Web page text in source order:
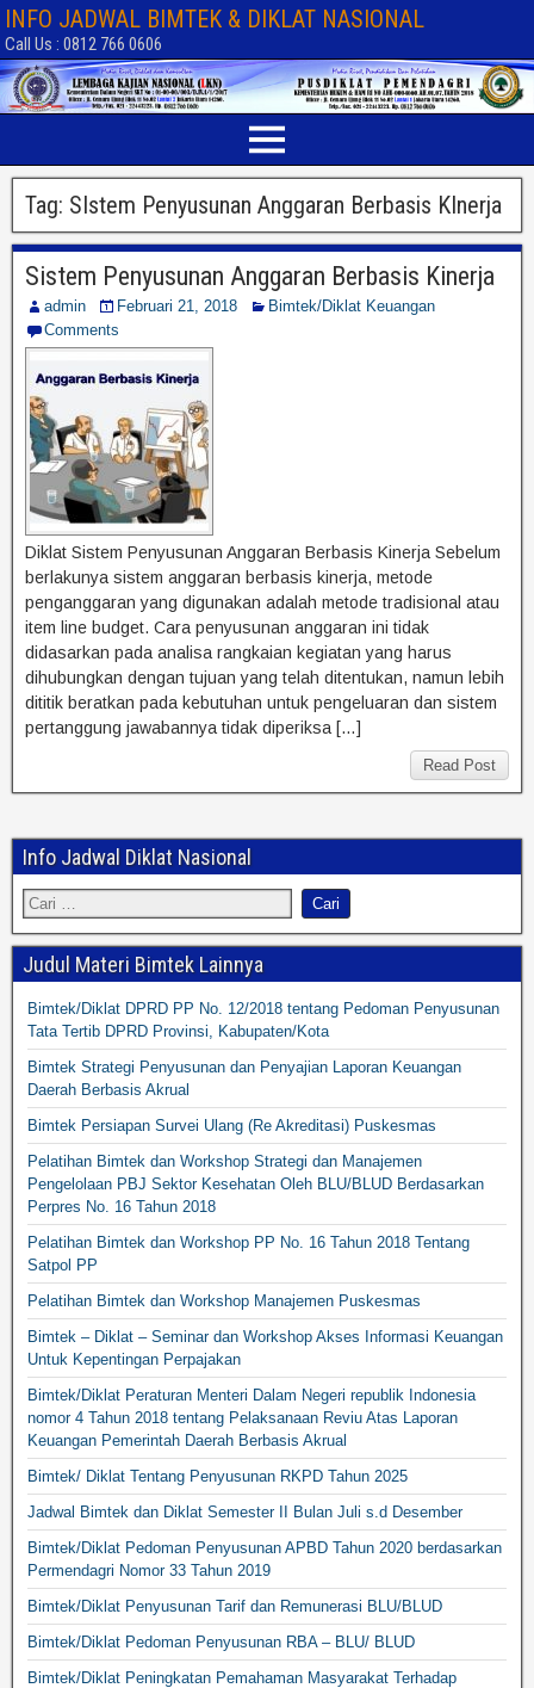
INFO JADWAL BIMTEK & DIKLAT NASIONAL
Call Us : 0812 766 0606
Tag: SIstem Penyusunan Anggaran Berbasis KInerja
Sistem Penyusunan Anggaran Berbasis Kinerja
admin Februari 21, 2018
Bimtek/Diklat Keuangan
Comments
Diklat Sistem Penyusunan Anggaran Berbasis Kinerja Sebelum
berlakunya sistem anggaran berbasis kinerja, metode
penganggaran yang digunakan adalah metode tradisional atau
item line budget. Cara penyusunan anggaran ini tidak
didasarkan pada analisa rangkaian kegiatan yang harus
dihubungkan dengan tujuan yang telah ditentukan, namun lebih
dititik beratkan pada kebutuhan untuk pengeluaran dan sistem
pertanggung jawabannya tidak diperiksa […]
Read Post
Info Jadwal Diklat Nasional
Judul Materi Bimtek Lainnya
Bimtek/Diklat DPRD PP No. 12/2018 tentang Pedoman Penyusunan
Tata Tertib DPRD Provinsi, Kabupaten/Kota
Bimtek Strategi Penyusunan dan Penyajian Laporan Keuangan
Daerah Berbasis Akrual
Bimtek Persiapan Survei Ulang (Re Akreditasi) Puskesmas
Pelatihan Bimtek dan Workshop Strategi dan Manajemen
Pengelolaan PBJ Sektor Kesehatan Oleh BLU/BLUD Berdasarkan
Perpres No. 16 Tahun 2018
Pelatihan Bimtek dan Workshop PP No. 16 Tahun 2018 Tentang
Satpol PP
Pelatihan Bimtek dan Workshop Manajemen Puskesmas
Bimtek – Diklat – Seminar dan Workshop Akses Informasi Keuangan
Untuk Kepentingan Perpajakan
Bimtek/Diklat Peraturan Menteri Dalam Negeri republik Indonesia
nomor 4 Tahun 2018 tentang Pelaksanaan Reviu Atas Laporan
Keuangan Pemerintah Daerah Berbasis Akrual
Bimtek/ Diklat Tentang Penyusunan RKPD Tahun 2025
Jadwal Bimtek dan Diklat Semester II Bulan Juli s.d Desember
Bimtek/Diklat Pedoman Penyusunan APBD Tahun 2020 berdasarkan
Permendagri Nomor 33 Tahun 2019
Bimtek/Diklat Penyusunan Tarif dan Remunerasi BLU/BLUD
Bimtek/Diklat Pedoman Penyusunan RBA – BLU/ BLUD
Bimtek/Diklat Peningkatan Pemahaman Masyarakat Terhadap